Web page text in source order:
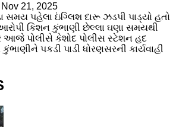
Nov 21, 2025
સમય પહેલા ઇંગ્લિશ દારૂ ઝડપી પાડ્યો હતો
કિશન કુંભાણી છેલ્લા ઘણા સમયથી
આજે પોલીસે કેશોદ પોલીસ સ્ટેશન હદ
પકડી પાડી ધોરણસરની કાર્યવાહી